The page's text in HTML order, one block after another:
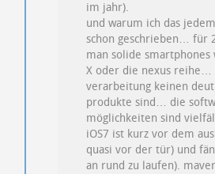
im jahr).
und warum ich das
schon geschrieben… für
man solide smartphones
X oder die nexus
verarbeitung keinen
produkte sind… die
möglichkeiten sind
iOS7 ist kurz vor dem
quasi vor der tür) und
an rund zu laufen).